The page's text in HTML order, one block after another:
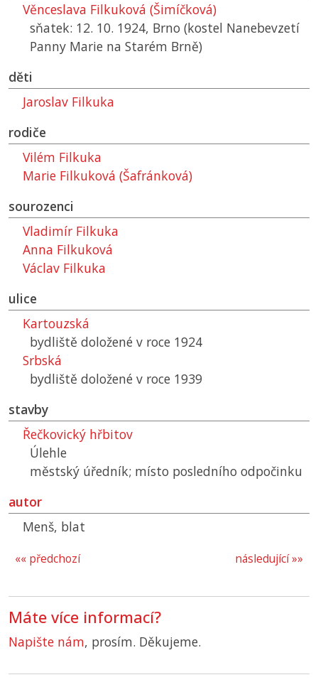
Věnceslava Filkuková (Šimíčková)
sňatek: 12. 10. 1924, Brno (kostel Nanebevzetí
Panny Marie na Starém Brně)
děti
Jaroslav Filkuka
rodiče
Vilém Filkuka
Marie Filkuková (Šafránková)
sourozenci
Vladimír Filkuka
Anna Filkuková
Václav Filkuka
ulice
Kartouzská
bydliště doložené v roce 1924
Srbská
bydliště doložené v roce 1939
stavby
Řečkovický hřbitov
Úlehle
městský úředník; místo posledního odpočinku
autor
Menš, blat
následující »»
«« předchozí
Máte více informací?
Napište nám, prosím. Děkujeme.